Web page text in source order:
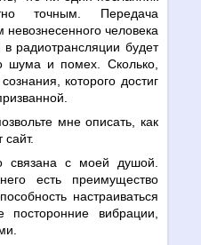
точным. Передача
невознесенного человека
радиотрансляции будет
шума и помех. Сколько,
которого достиг
мне описать, как
сайт.
связана с моей душой.
есть преимущество
настраиваться
вибрации,